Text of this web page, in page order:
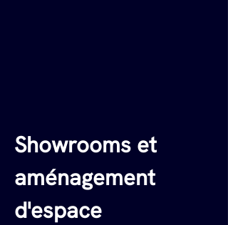
Showrooms et
aménagement
d'espace